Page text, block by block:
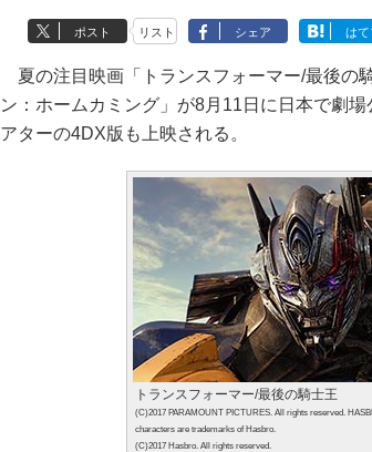
ポスト リスト シェア はて
夏の注目映画「トランスフォーマー/最後の
ン：ホームカミング」が8月11日に日本で劇
アターの4DX版も上映される。
トランスフォーマー/最後の騎士王
(C)2017 PARAMOUNT PICTURES. All rights reserved.
characters are trademarks of Hasbro.
(C)2017 Hasbro. All rights reserved.